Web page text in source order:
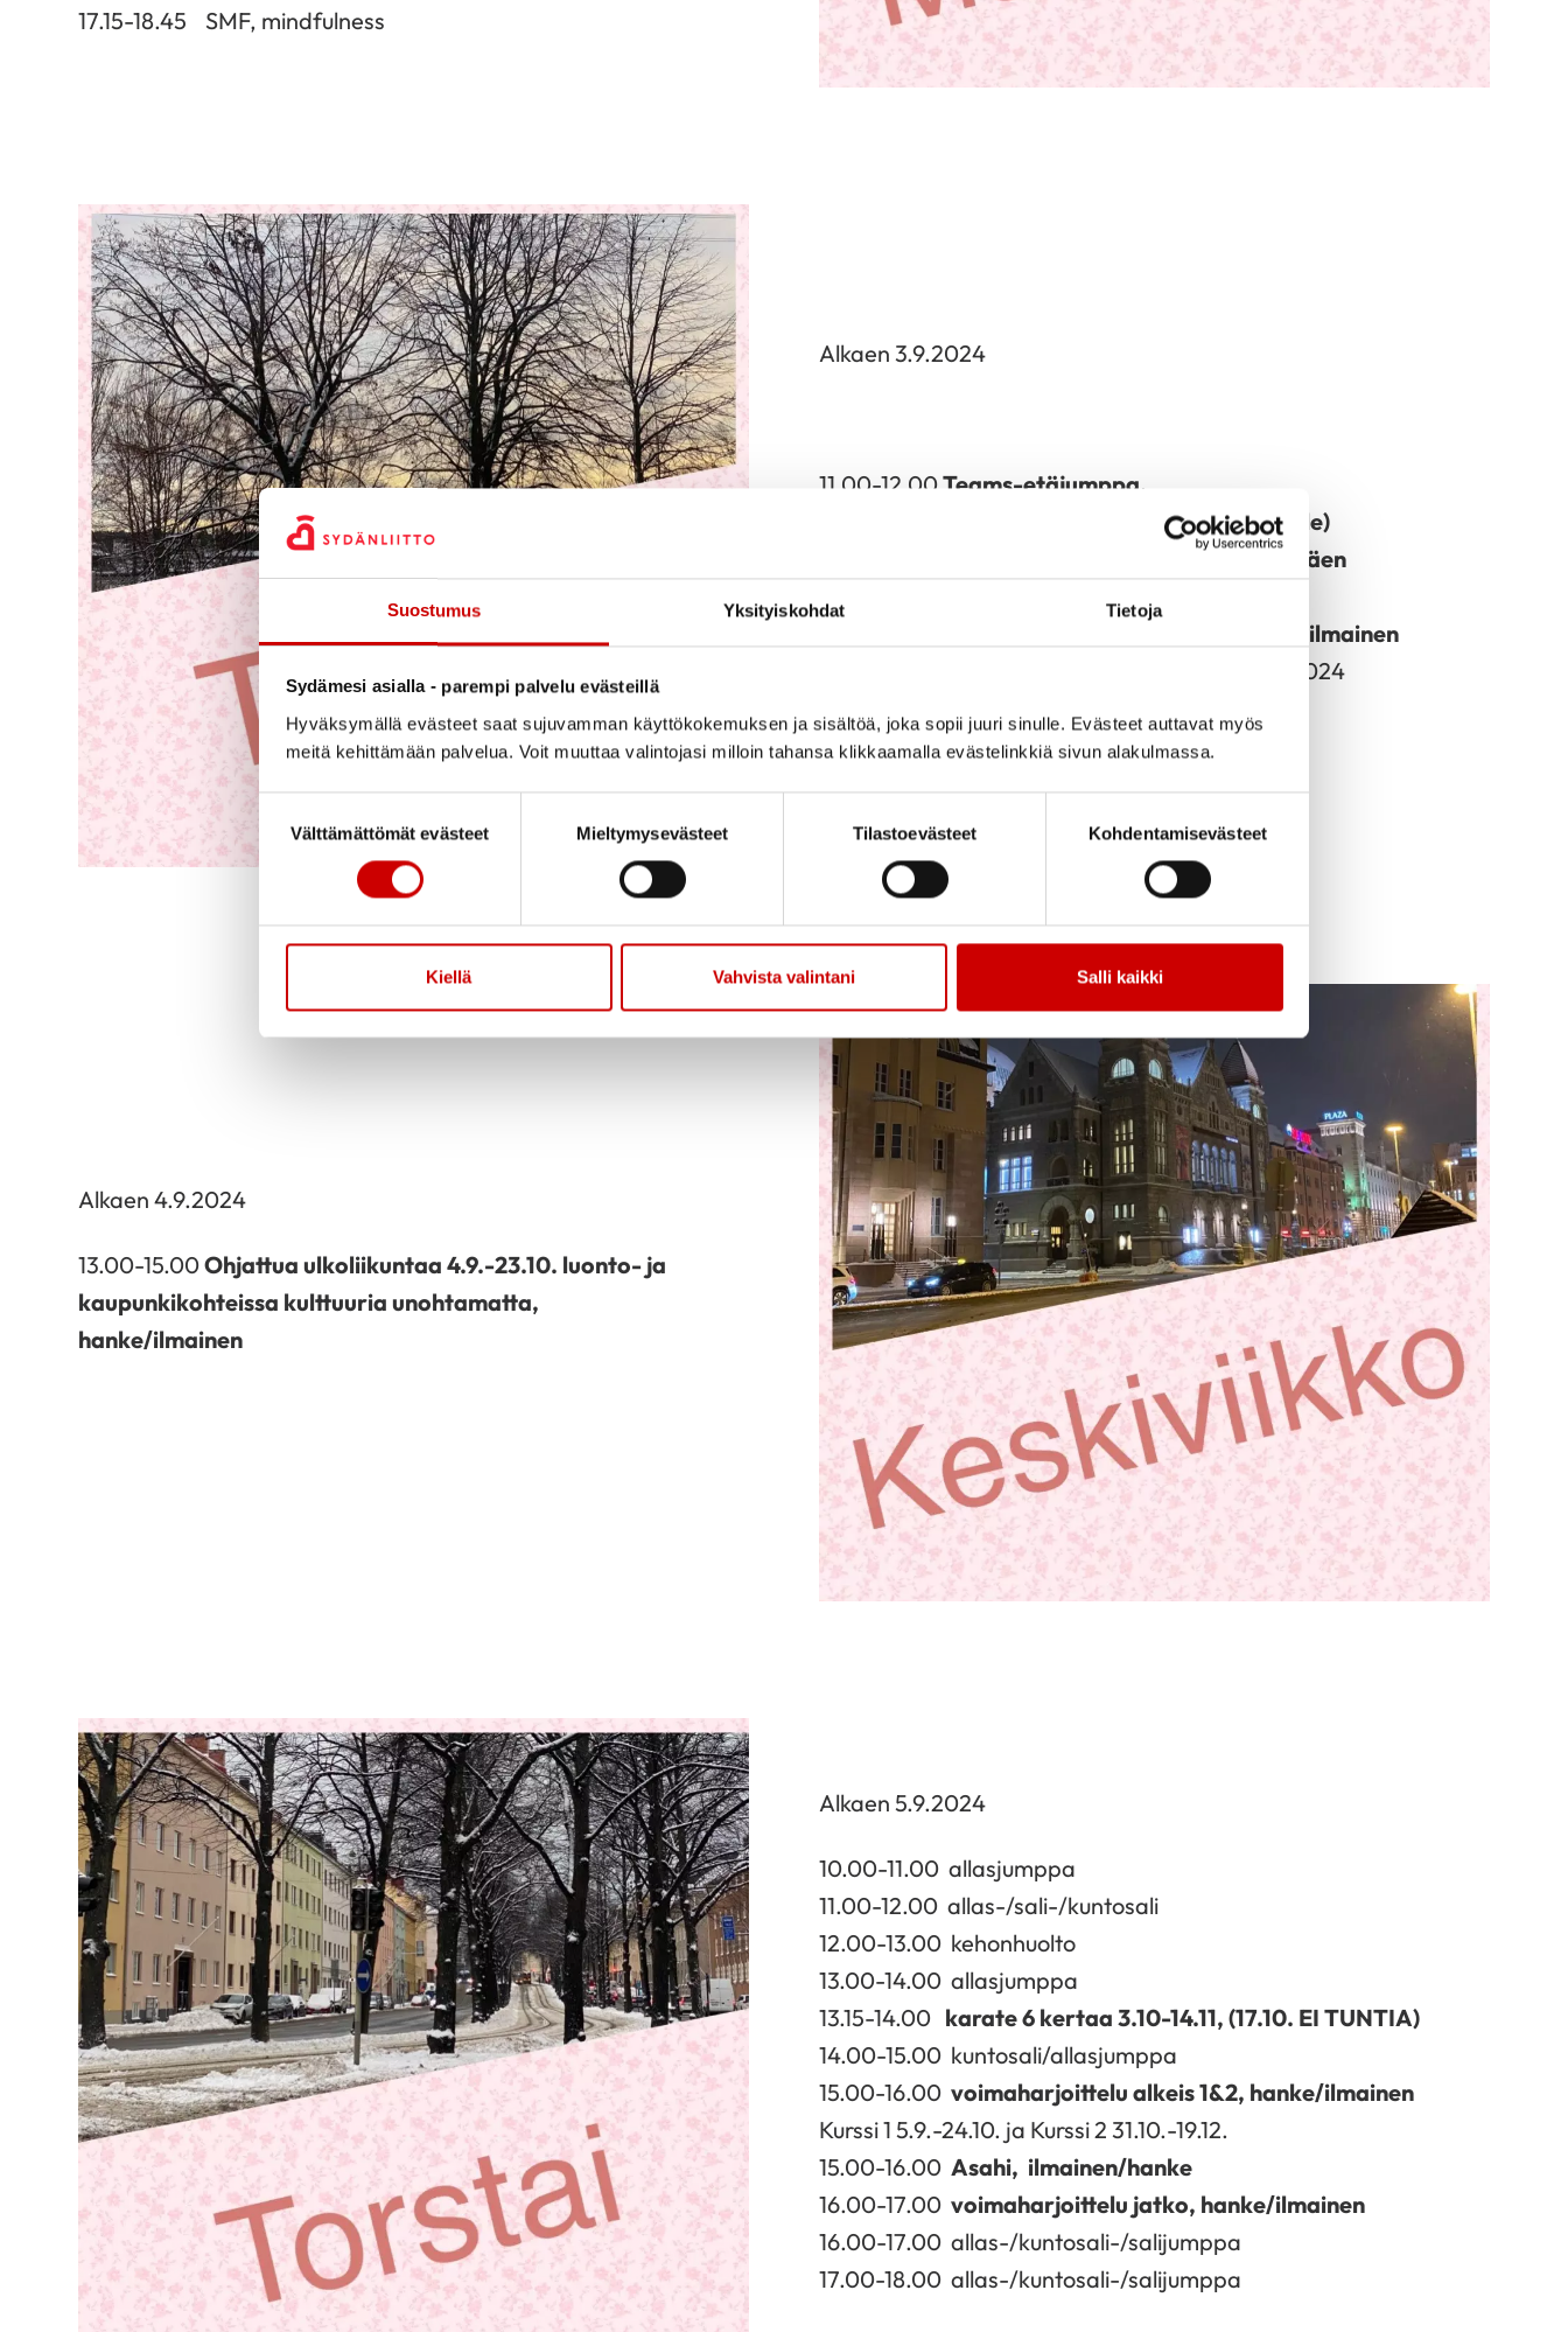
Suostumus Yksityiskohdat Tietoja
Sydämesi asialla - parempi palvelu evästeillä
Hyväksymällä evästeet saat sujuvamman käyttökokemuksen ja sisältöä, joka sopii juuri sinulle. Evästeet auttavat myös
meitä kehittämään palvelua. Voit muuttaa valintojasi milloin tahansa klikkaamalla evästelinkkiä sivun alakulmassa.
Välttämättömät evästeet
Mieltymysevästeet Tilastoevästeet Kohdentamisevästeet
Kiellä Vahvista valintani Salli kaikki
17.15-18.45 SMF, mindfulness
Alkaen 3.9.2024
11.00-12.00Teams-etäjumppa,
hanke/ilmainen (ilmoittaudu Annikalle)
Padel Pirkkolan halli, 5€/hlö sisältäen
mailan ja pallot, hanke
SMF 4x Mindfulness-kurssi hanke/ilmainen
Kurssi 1 24.9.-15.10.2024 ja Kurssi 2 26.11.-17.12.2024
Alkaen 4.9.2024
13.00-15.00Ohjattua ulkoliikuntaa 4.9.-23.10. luonto- ja
kaupunkikohteissa kulttuuria unohtamatta,
hanke/ilmainen
Alkaen 5.9.2024
10.00-11.00 allasjumppa
11.00-12.00 allas-/sali-/kuntosali
12.00-13.00 kehonhuolto
13.00-14.00 allasjumppa
13.15-14.00 karate 6 kertaa 3.10-14.11, (17.10. EI TUNTIA)
14.00-15.00 kuntosali/allasjumppa
15.00-16.00 voimaharjoittelu alkeis 1&2, hanke/ilmainen
Kurssi 1 5.9.-24.10. ja Kurssi 2 31.10.-19.12.
15.00-16.00 Asahi, ilmainen/hanke
16.00-17.00 voimaharjoittelu jatko, hanke/ilmainen
16.00-17.00 allas-/kuntosali-/salijumppa
17.00-18.00 allas-/kuntosali-/salijumppa